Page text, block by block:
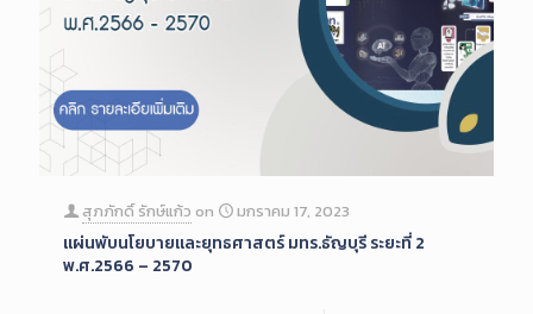
สุภภักดิ์ รักษ์แก้ว on มกราคม 17, 2023
แผ่นพับนโยบายและยุทธศาสตร์ มทร.ธัญบุรี ระยะที่ 2
พ.ศ.2566 – 2570